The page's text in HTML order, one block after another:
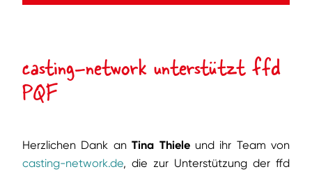
casting-network unterstützt ffd
PQF
Herzlichen Dank anTina Thieleund ihr Team von
casting-network.de, die zur Unterstützung der ffd